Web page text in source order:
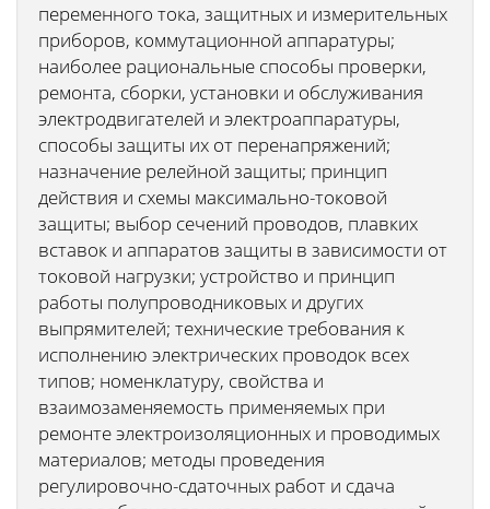
переменного тока, защитных и измерительных
приборов, коммутационной аппаратуры;
наиболее рациональные способы проверки,
ремонта, сборки, установки и обслуживания
электродвигателей и электроаппаратуры,
способы защиты их от перенапряжений;
назначение релейной защиты; принцип
действия и схемы максимально-токовой
защиты; выбор сечений проводов, плавких
вставок и аппаратов защиты в зависимости от
токовой нагрузки; устройство и принцип
работы полупроводниковых и других
выпрямителей; технические требования к
исполнению электрических проводок всех
типов; номенклатуру, свойства и
взаимозаменяемость применяемых при
ремонте электроизоляционных и проводимых
материалов; методы проведения
регулировочно-сдаточных работ и сдача